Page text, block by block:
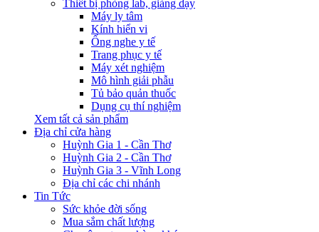
Thiết bị phòng lab, giảng dạy
Máy ly tâm
Kính hiển vi
Ống nghe y tế
Trang phục y tế
Máy xét nghiệm
Mô hình giải phẫu
Tủ bảo quản thuốc
Dụng cụ thí nghiệm
Xem tất cả sản phẩm
Địa chỉ cửa hàng
Huỳnh Gia 1 - Cần Thơ
Huỳnh Gia 2 - Cần Thơ
Huỳnh Gia 3 - Vĩnh Long
Địa chỉ các chi nhánh
Tin Tức
Sức khỏe đời sống
Mua sắm chất lượng